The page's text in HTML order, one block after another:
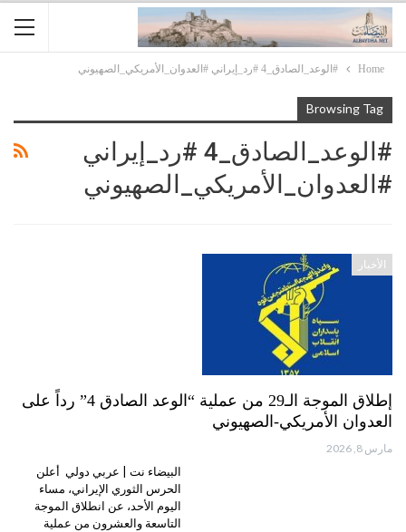
Home #الوعد_الصادق_4 #رد_إيراني #العدوان_الأمريكي_الصهيوني
Browsing Tag
#الوعد_الصادق_4 #رد_إيراني
#العدوان_الأمريكي_الصهيوني
الأخبار
إطلاق الموجة الـ29 من عملية “الوعد الصادق 4” رداً على
العدوان الأمريكي-الصهيوني
مارس 8, 2026
البيضاء نت | عربي دولي أعلن
الحرس الثوري الإيراني، مساء
اليوم الأحد، عن انطلاق الموجة
التاسعة والعشرون من عملية